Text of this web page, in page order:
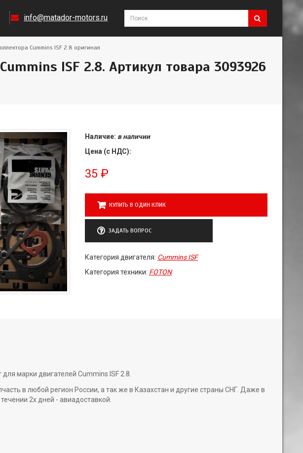
info@matador-motors.ru
Cummins ISF 2.8 оригинал
ISF 2.8. Артикул товара 3093926
Наличие: в наличии
Цена (с НДС):
35 ₽
КУПИТЬ В ОДИН КЛИК
ЗАДАТЬ ВОПРОС
Категория двигателя: Cummins ISF
Категория техники: FOTON
марки двигателей Cummins ISF 2.8.
в любой регион России, а так же в Казахстан и другие страны СНГ. Даже в
2х дней - авиадоставкой.